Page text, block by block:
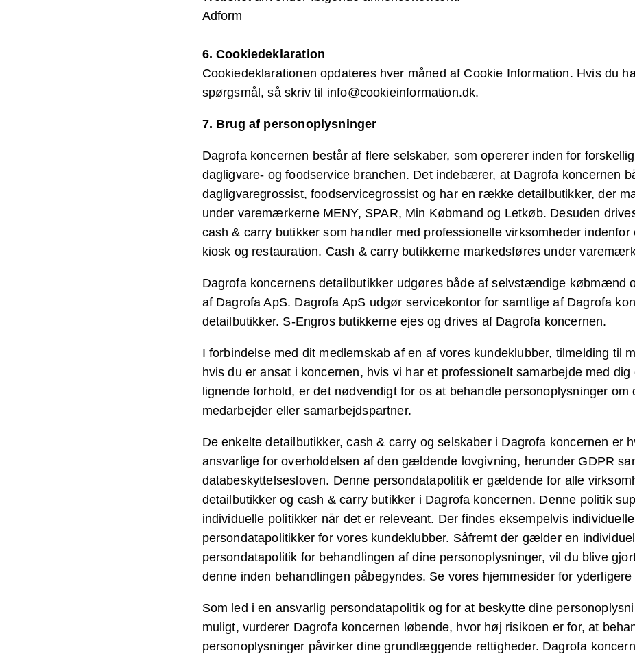
Adform
6. Cookiedeklaration
Cookiedeklarationen opdateres hver måned af Cookie Information. Hvis du
spørgsmål, så skriv til info@cookieinformation.dk.
7. Brug af personoplysninger
Dagrofa koncernen består af flere selskaber, som opererer inden for
dagligvare- og foodservice branchen. Det indebærer, at Dagrofa koncernen
dagligvaregrossist, foodservicegrossist og har en række detailbutikker, der
under varemærkerne MENY, SPAR, Min Købmand og Letkøb. Desuden
cash & carry butikker som handler med professionelle virksomheder indenfor
kiosk og restauration. Cash & carry butikkerne markedsføres under
Dagrofa koncernens detailbutikker udgøres både af selvstændige købmænd
af Dagrofa ApS. Dagrofa ApS udgør servicekontor for samtlige af Dagrofa
detailbutikker. S-Engros butikkerne ejes og drives af Dagrofa koncernen.
I forbindelse med dit medlemskab af en af vores kundeklubber, tilmelding til
hvis du er ansat i koncernen, hvis vi har et professionelt samarbejde med
lignende forhold, er det nødvendigt for os at behandle personoplysninger om
medarbejder eller samarbejdspartner.
De enkelte detailbutikker, cash & carry og selskaber i Dagrofa koncernen er
ansvarlige for overholdelsen af den gældende lovgivning, herunder GDPR
databeskyttelsesloven. Denne persondatapolitik er gældende for alle
detailbutikker og cash & carry butikker i Dagrofa koncernen. Denne politik
individuelle politikker når det er releveant. Der findes eksempelvis individuelle
persondatapolitikker for vores kundeklubber. Såfremt der gælder en individuel
persondatapolitik for behandlingen af dine personoplysninger, vil du blive
denne inden behandlingen påbegyndes. Se vores hjemmesider for
Som led i en ansvarlig persondatapolitik og for at beskytte dine
muligt, vurderer Dagrofa koncernen løbende, hvor høj risikoen er for, at
personoplysninger påvirker dine grundlæggende rettigheder. Dagrofa